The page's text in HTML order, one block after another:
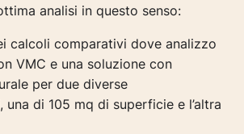
analisi in questo senso:
calcoli comparativi dove analizzo
VMC e una soluzione con
per due diverse
una di 105 mq di superficie e l’altra